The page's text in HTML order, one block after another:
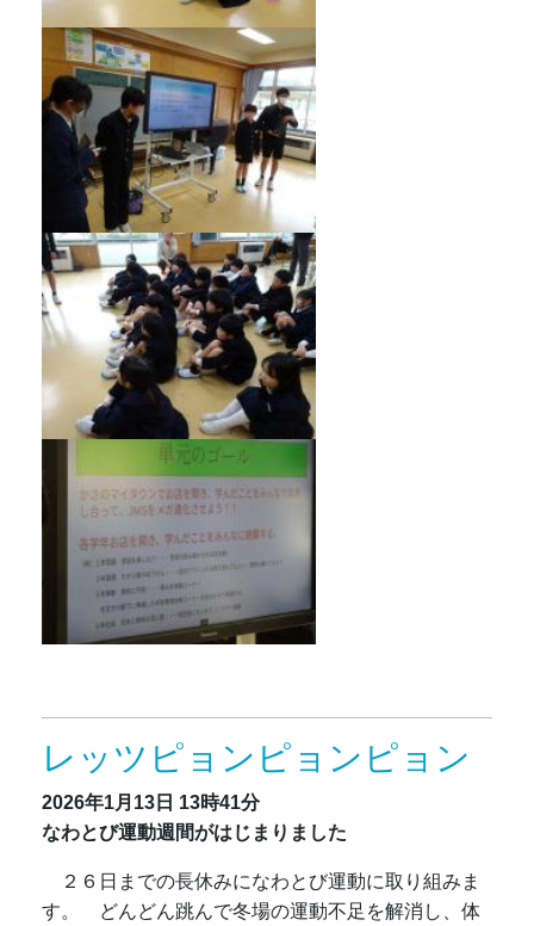
レッツピョンピョンピョン
2026年1月13日 13時41分
なわとび運動週間がはじまりました
２６日までの長休みになわとび運動に取り組みま
す。 どんどん跳んで冬場の運動不足を解消し、体